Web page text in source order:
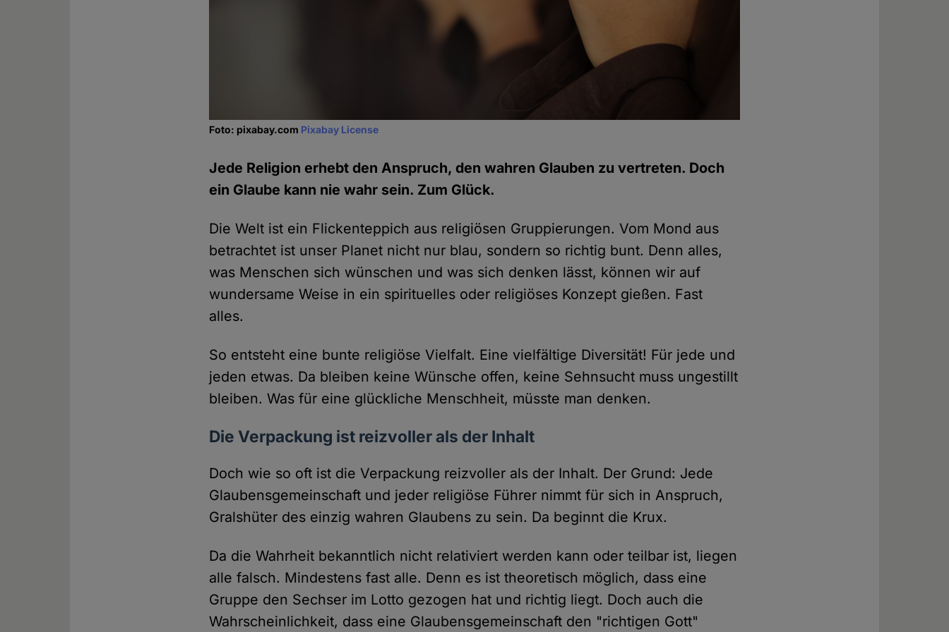
Foto: pixabay.com Pixabay License
Jede Religion erhebt den Anspruch, den wahren Glauben zu vertreten. Doch
ein Glaube kann nie wahr sein. Zum Glück.
Die Welt ist ein Flickenteppich aus religiösen Gruppierungen. Vom Mond aus
betrachtet ist unser Planet nicht nur blau, sondern so richtig bunt. Denn alles,
was Menschen sich wünschen und was sich denken lässt, können wir auf
wundersame Weise in ein spirituelles oder religiöses Konzept gießen. Fast
alles.
So entsteht eine bunte religiöse Vielfalt. Eine vielfältige Diversität! Für jede und
jeden etwas. Da bleiben keine Wünsche offen, keine Sehnsucht muss ungestillt
bleiben. Was für eine glückliche Menschheit, müsste man denken.
Die Verpackung ist reizvoller als der Inhalt
Doch wie so oft ist die Verpackung reizvoller als der Inhalt. Der Grund: Jede
Glaubensgemeinschaft und jeder religiöse Führer nimmt für sich in Anspruch,
Gralshüter des einzig wahren Glaubens zu sein. Da beginnt die Krux.
Da die Wahrheit bekanntlich nicht relativiert werden kann oder teilbar ist, liegen
alle falsch. Mindestens fast alle. Denn es ist theoretisch möglich, dass eine
Gruppe den Sechser im Lotto gezogen hat und richtig liegt. Doch auch die
Wahrscheinlichkeit, dass eine Glaubensgemeinschaft den "richtigen Gott"